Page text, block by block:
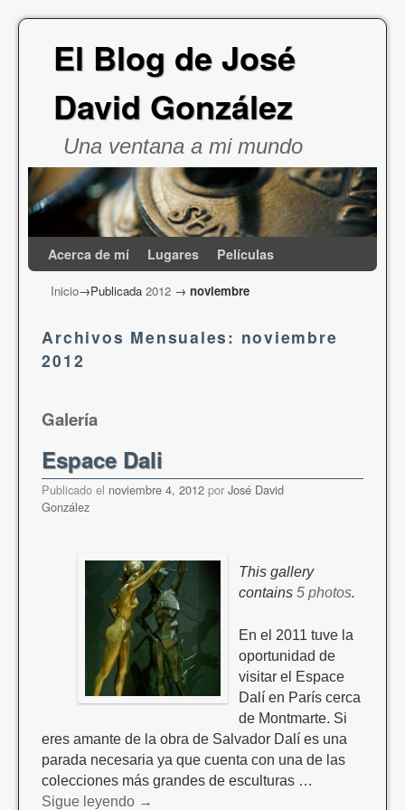
El Blog de José
David González
Una ventana a mi mundo
Ir al contenido principal
Ir al contenido secundario
Acerca de mí Lugares Películas
Inicio→Publicada 2012 → noviembre
Archivos Mensuales: noviembre
2012
Galería
Espace Dali
Publicado el noviembre 4, 2012 porJosé David
González
This gallery
contains5 photos.
En el 2011 tuve la
oportunidad de
visitar el Espace
Dalí en París cerca
de Montmarte. Si
eres amante de la obra de Salvador Dalí es una
parada necesaria ya que cuenta con una de las
colecciones más grandes de esculturas …
Sigue leyendo →